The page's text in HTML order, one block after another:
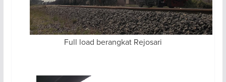
Full load berangkat Rejosari